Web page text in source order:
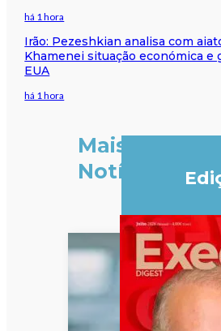
há 1 hora
Irão: Pezeshkian analisa com
Khamenei situação económica e
EUA
há 1 hora
Mais
Notícias